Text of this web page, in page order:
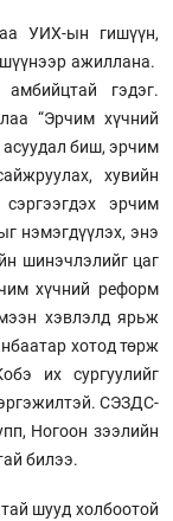
УИХ-ын гишүүн,
ажиллана.
гэдэг.
“Эрчим хүчний
биш, эрчим
хувийн
эрчим
нэмэгдүүлэх, энэ
шинэчлэлийг цаг
хүчний реформ
хэвлэлд ярьж
хотод төрж
их сургуулийг
СЭЗДС-
Ногоон зээлийн
билээ.
шууд холбоотой